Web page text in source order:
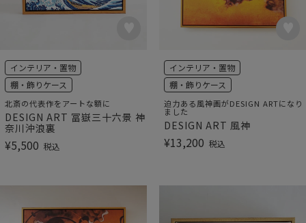
インテリア・置物
棚・飾りケース
北斎の代表作をアートな額に
DESIGN ART 冨嶽三十六景 神
奈川沖浪裏
¥5,500 税込
インテリア・置物
棚・飾りケース
迫力ある風神画がDESIGN ARTになり
ました
DESIGN ART 風神
¥13,200 税込